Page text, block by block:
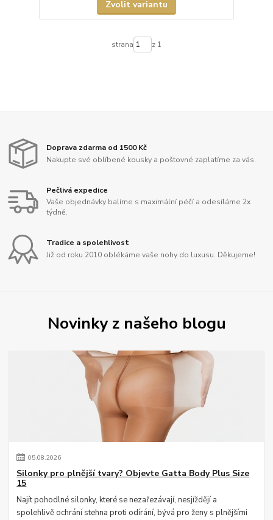
Zvolit variantu
strana z 1
Doprava zdarma od 1500 Kč
Nakupte své oblíbené kousky a poštovné zaplatíme za vás.
Pečlivá expedice
Vaše objednávky balíme s maximální péčí a odesíláme 2x
týdně.
Tradice a spolehlivost
Již od roku 2010 oblékáme vaše nohy do luxusu. Děkujeme!
Novinky z našeho blogu
05.08.2026
Silonky pro plnější tvary? Objevte Gatta Body Plus Size
15
Najít pohodlné silonky, které se nezařezávají, nesjíždějí a
spolehlivě ochrání stehna proti odírání, bývá pro ženy s plnějšími